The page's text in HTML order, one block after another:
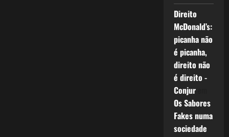
Direito
McDonald’s:
picanha não
é picanha,
direito não
é direito -
Conjurem
Os Sabores
Fakes numa
sociedade